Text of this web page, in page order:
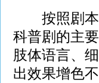
按照剧本
科普剧的主
肢体语言、
出效果增色